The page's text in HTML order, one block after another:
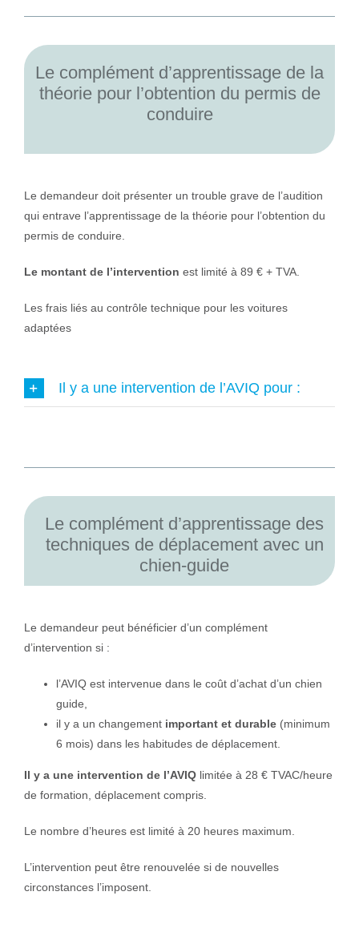
Le complément d’apprentissage de la
théorie pour l’obtention du permis de
conduire
Le demandeur doit présenter un trouble grave de l’audition
qui entrave l’apprentissage de la théorie pour l’obtention du
permis de conduire.
Le montant de l’intervention est limité à 89 € + TVA.
Les frais liés au contrôle technique pour les voitures
adaptées
Il y a une intervention de l’AVIQ pour :
Le complément d’apprentissage des
techniques de déplacement avec un
chien-guide
Le demandeur peut bénéficier d’un complément
d’intervention si :
l’AVIQ est intervenue dans le coût d’achat d’un chien
guide,
il y a un changement important et durable(minimum
6 mois) dans les habitudes de déplacement.
Il y a une intervention de l’AVIQ limitée à 28 € TVAC/heure
de formation, déplacement compris.
Le nombre d’heures est limité à 20 heures maximum.
L’intervention peut être renouvelée si de nouvelles
circonstances l’imposent.